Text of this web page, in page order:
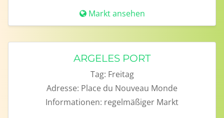
Markt ansehen
ARGELES PORT
Tag: Freitag
Adresse: Place du Nouveau Monde
Informationen: regelmäßiger Markt